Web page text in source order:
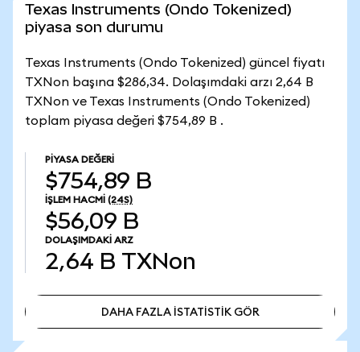
Texas Instruments (Ondo Tokenized)
piyasa son durumu
Texas Instruments (Ondo Tokenized) güncel fiyatı
TXNon başına $286,34. Dolaşımdaki arzı 2,64 B
TXNon ve Texas Instruments (Ondo Tokenized)
toplam piyasa değeri $754,89 B .
PIYASA DEĞERI
$754,89 B
İŞLEM HACMI (24S)
$56,09 B
DOLAŞIMDAKI ARZ
2,64 B TXNon
DAHA FAZLA İSTATİSTİK GÖR